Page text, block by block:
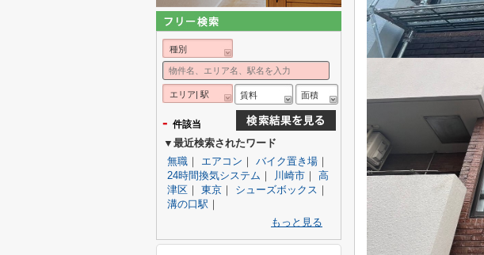
種別
エリア| 駅 賃料 面積
- 件該当
▼最近検索されたワード
無職 ｜ エアコン ｜ バイク置き場 ｜
24時間換気システム ｜ 川崎市 ｜ 高
津区 ｜ 東京 ｜ シューズボックス ｜
溝の口駅 ｜
もっと見る